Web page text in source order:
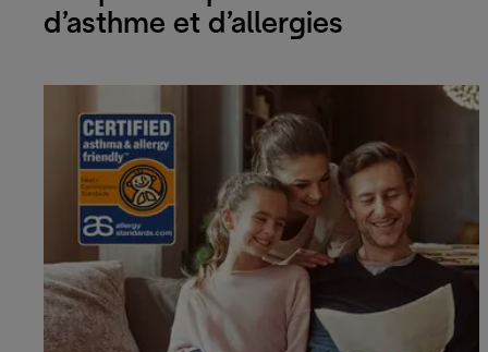
d’asthme et d’allergies